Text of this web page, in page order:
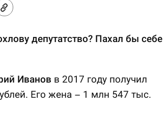
депутатство? Пахал бы себе
Иванов в 2017 году получил
Его жена – 1 млн 547 тыс.